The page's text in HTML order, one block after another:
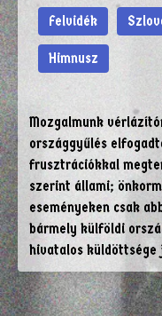
Felvidék
Himnusz
Mozgalmunk
országgyűlés
frusztrációkkal
szerint állami;
eseményeken csak
bármely külföldi
hivatalos küldöttsége